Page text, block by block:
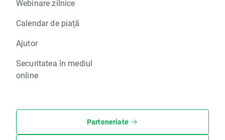
Webinare zilnice
Calendar de piață
Ajutor
Securitatea în mediul
online
Parteneriate